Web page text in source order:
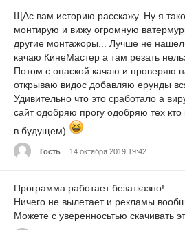
ЩАс вам историю расскажу. Ну я
монтирую и вижу огромную
другие монтажоры... Лучше не
качаю КинеМастер а там резать
Потом с опаской качаю и проверяю
открываю видос добавляю ерунды
Удивительно что это сработало а
сайт одобряю прогу одобряю тех
в будущем)
Гость 14 октября 2019 19:42
Программа работает безатказно!
Ничего не вылетает и рекламы
Можете с уверенносьтью скачивать